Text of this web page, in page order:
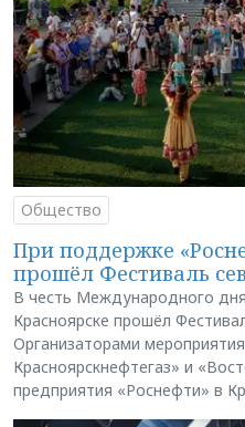
Общество
При поддержке
прошёл Фестиваль
В честь Международного
Красноярске прошёл
Организаторами
Красноярскнефтегаз» и
предприятия «Роснефти» в